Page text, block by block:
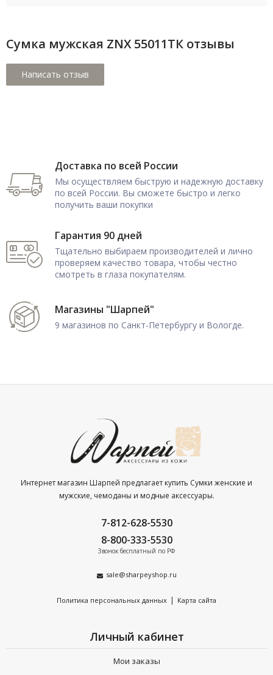
Сумка мужская ZNX 55011ТК отзывы
Доставка по всей России
Мы осуществляем быструю и надежную доставку
по всей России. Вы сможете быстро и легко
получить ваши покупки
Гарантия 90 дней
Тщательно выбираем производителей и лично
проверяем качество товара, чтобы честно
смотреть в глаза покупателям.
Магазины "Шарпей"
9 магазинов по Санкт-Петербургу и Вологде.
Интернет магазин Шарпей предлагает купить Сумки женские и
мужские, чемоданы и модные аксессуары.
7-812-628-5530
8-800-333-5530
Звонок бесплатный по РФ
sale@sharpeyshop.ru
Политика персональных данных | Карта сайта
Личный кабинет
Мои заказы